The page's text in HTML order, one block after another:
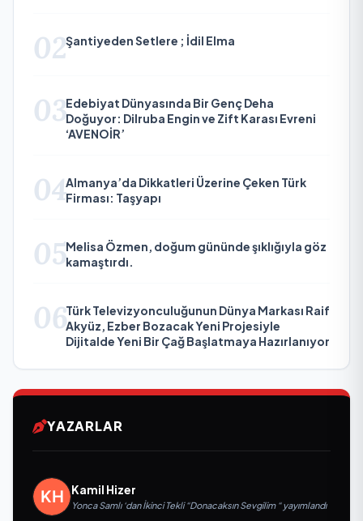
02Şantiyeden Setlere ; İdil Elma
03Edebiyat Dünyasında Bir Genç Deha
Doğuyor: Dilruba Engin ve Zift Karası Evreni
‘AVENOİR’
04Almanya’da Dikkatleri Üzerine Çeken Türk
Firması: Taşyapı
05Melisa Özmen, doğum gününde şıklığıyla göz
kamaştırdı.
06Türk Televizyonculuğunun Dünya Markası Raif
Akyüz, Ezber Bozacak Yeni Projesiyle
Dijitalde Yeni Bir Çağ Başlatmaya Hazırlanıyor
YAZARLAR
Kamil Hizer
Yonca Samlı ‘dan İkinci Tekli “Donacaksın Sevgilim “ yayımlandı